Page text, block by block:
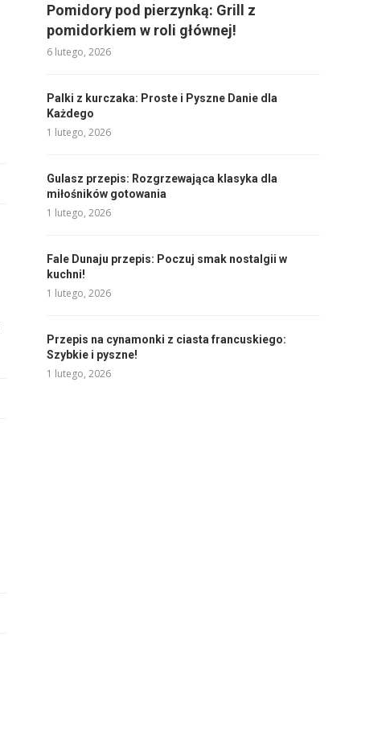
Pomidory pod pierzynką: Grill z
pomidorkiem w roli głównej!
6 lutego, 2026
Palki z kurczaka: Proste i Pyszne Danie dla
Każdego
1 lutego, 2026
Gulasz przepis: Rozgrzewająca klasyka dla
miłośników gotowania
1 lutego, 2026
Fale Dunaju przepis: Poczuj smak nostalgii w
kuchni!
1 lutego, 2026
Przepis na cynamonki z ciasta francuskiego:
Szybkie i pyszne!
1 lutego, 2026